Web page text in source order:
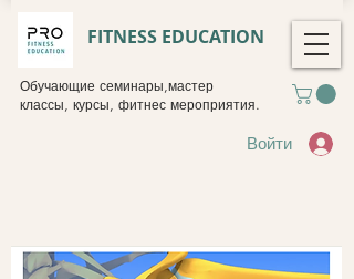
FITNESS EDUCATION
Обучающие семинары,мастер
классы, курсы, фитнес мероприятия.
Войти